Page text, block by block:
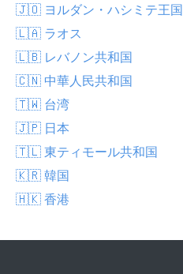
🇯🇴 ヨルダン・ハシミテ王国
🇱🇦 ラオス
🇱🇧 レバノン共和国
🇨🇳 中華人民共和国
🇹🇼 台湾
🇯🇵 日本
🇹🇱 東ティモール共和国
🇰🇷 韓国
🇭🇰 香港